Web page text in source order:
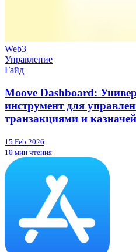
Web3
Управление
Гайд
Moove Dashboard:
инструмент для
транзакциями и
15 Feb 2026
10 мин чтения